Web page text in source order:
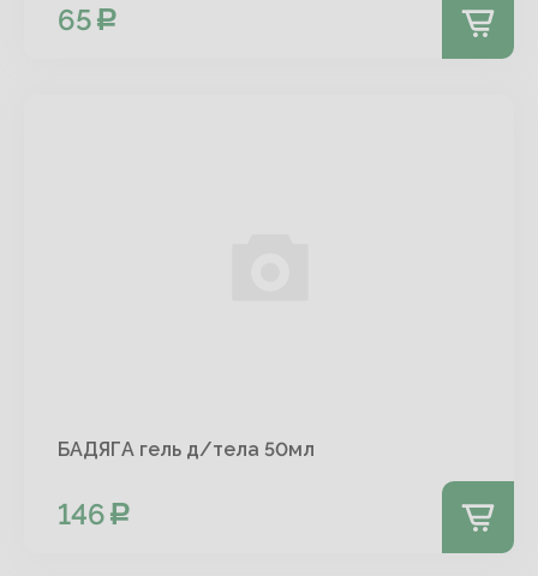
65
БАДЯГА гель д/тела 50мл
146